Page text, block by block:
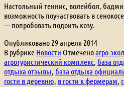
Настольный теннис, волейбол,
возможность поучаствовать в
— попробовать подоить козу.
Опубликовано 29 апреля 2014
В рубрике Новости Отмеченоагро-
агротуристический комплекс база
отдыха отзывы база отдыха
гости в деревню в гости к фермерам